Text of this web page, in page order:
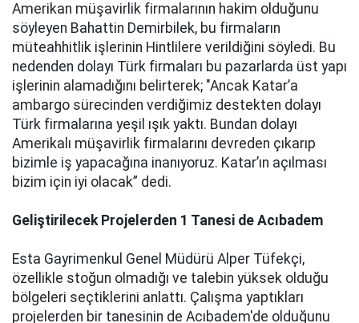
Amerikan müşavirlik firmalarının hakim olduğunu
söyleyen Bahattin Demirbilek, bu firmaların
müteahhitlik işlerinin Hintlilere verildiğini söyledi. Bu
nedenden dolayı Türk firmaları bu pazarlarda üst yapı
işlerinin alamadığını belirterek; "Ancak Katar’a
ambargo sürecinden verdiğimiz destekten dolayı
Türk firmalarına yeşil ışık yaktı. Bundan dolayı
Amerikalı müşavirlik firmalarını devreden çıkarıp
bizimle iş yapacağına inanıyoruz. Katar’ın açılması
bizim için iyi olacak” dedi.
Geliştirilecek Projelerden 1 Tanesi de Acıbadem
Esta Gayrimenkul Genel Müdürü Alper Tüfekçi,
özellikle stoğun olmadığı ve talebin yüksek olduğu
bölgeleri seçtiklerini anlattı. Çalışma yaptıkları
projelerden bir tanesinin de Acıbadem'de olduğunu